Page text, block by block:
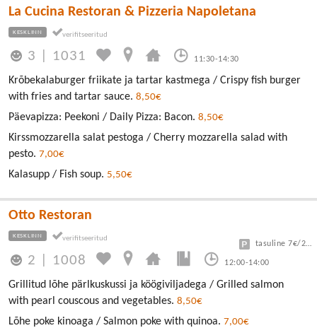
La Cucina Restoran & Pizzeria Napoletana
KESKLINN
3 1031 11:30-14:30
Krõbekalaburger friikate ja tartar kastmega / Crispy fish burger
with fries and tartar sauce. 8,50€
Päevapizza: Peekoni / Daily Pizza: Bacon. 8,50€
Kirssmozzarella salat pestoga / Cherry mozzarella salad with
pesto. 7,00€
Kalasupp / Fish soup. 5,50€
Otto Restoran
KESKLINN
2 1008 12:00-14:00
tasuline 7€/24h
Grillitud lõhe pärlkuskussi ja köögiviljadega / Grilled salmon
with pearl couscous and vegetables. 8,50€
Lõhe poke kinoaga / Salmon poke with quinoa. 7,00€